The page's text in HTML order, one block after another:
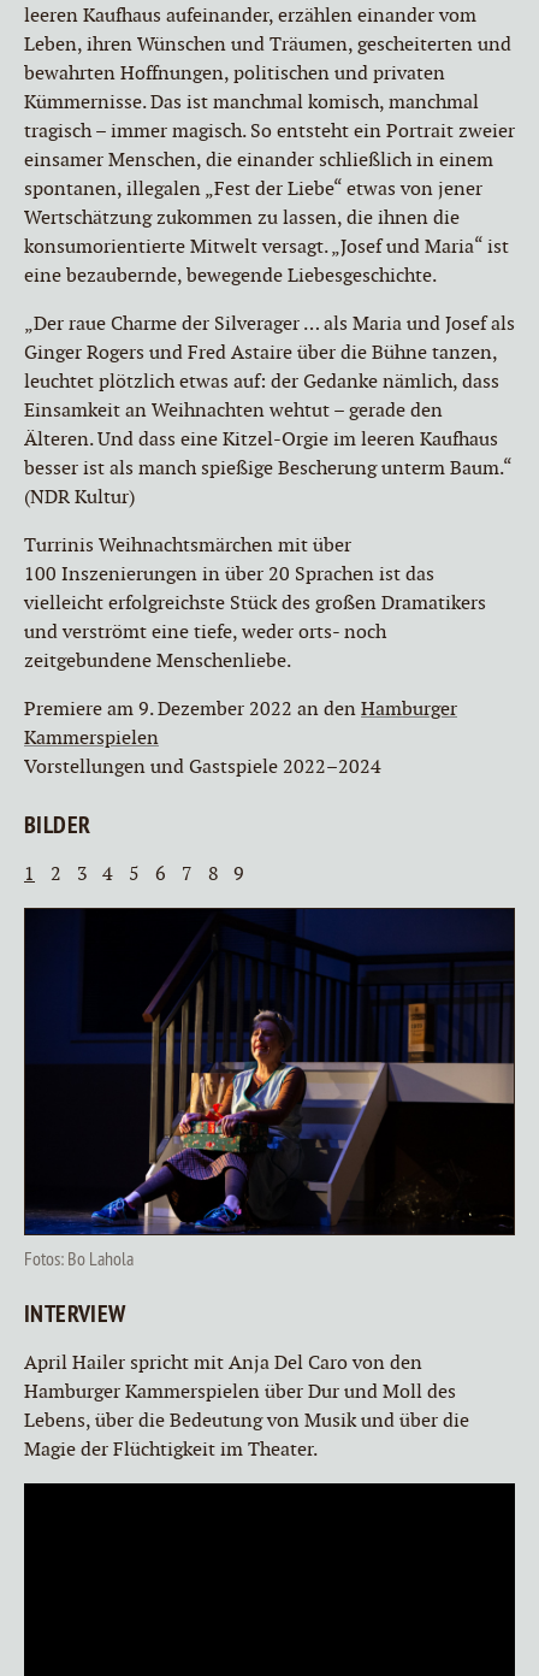
leeren Kaufhaus aufeinander, erzählen einander vom
Leben, ihren Wünschen und Träumen, gescheiterten und
bewahrten Hoffnungen, politischen und privaten
Kümmernisse. Das ist manchmal komisch, manchmal
tragisch – immer magisch. So entsteht ein Portrait zweier
einsamer Menschen, die einander schließlich in einem
spontanen, illegalen „Fest der Liebe“ etwas von jener
Wertschätzung zukommen zu lassen, die ihnen die
konsumorientierte Mitwelt versagt. „Josef und Maria“ ist
eine bezaubernde, bewegende Liebesgeschichte.
„Der raue Charme der Silverager … als Maria und Josef als
Ginger Rogers und Fred Astaire über die Bühne tanzen,
leuchtet plötzlich etwas auf: der Gedanke nämlich, dass
Einsamkeit an Weihnachten wehtut – gerade den
Älteren. Und dass eine Kitzel-Orgie im leeren Kaufhaus
besser ist als manch spießige Bescherung unterm Baum.“
(NDR Kultur)
Turrinis Weihnachtsmärchen mit über
100 Inszenierungen in über 20 Sprachen ist das
vielleicht erfolgreichste Stück des großen Dramatikers
und verströmt eine tiefe, weder orts- noch
zeitgebundene Menschenliebe.
Premiere am 9. Dezember 2022 an denHamburger
Kammerspielen
Vorstellungen und Gastspiele 2022–2024
BILDER
1 2 3 4 5 6 7 8 9
Fotos: Bo Lahola
INTERVIEW
April Hailer spricht mit Anja Del Caro von den
Hamburger Kammerspielen über Dur und Moll des
Lebens, über die Bedeutung von Musik und über die
Magie der Flüchtigkeit im Theater.